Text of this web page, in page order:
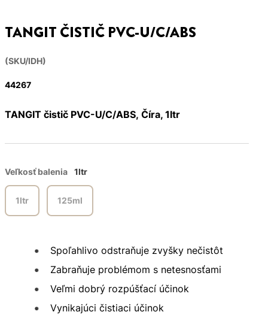
TANGIT ČISTIČ PVC-U/C/ABS
(SKU/IDH)
44267
TANGIT čistič PVC-U/C/ABS, Číra, 1ltr
Veľkosť balenia 1ltr
1ltr 125ml
Spoľahlivo odstraňuje zvyšky nečistôt
Zabraňuje problémom s netesnosťami
Veľmi dobrý rozpúšťací účinok
Vynikajúci čistiaci účinok